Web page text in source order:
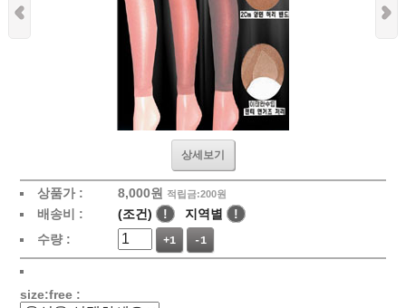
상세보기
상품가 : 8,000원 적립금:200원
배송비 : (조건) ! 지역별
!
수량 :
+1 -1
size:free :